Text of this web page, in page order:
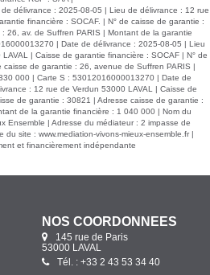
délivrance : 2025-08-05 | Lieu de délivrance : 12 rue
financière : SOCAF. | N° de caisse de garantie :
26, av. de Suffren PARIS | Montant de la garantie
| Date de délivrance : 2025-08-05 | Lieu
| Caisse de garantie financière : SOCAF | N° de
de garantie : 26, avenue de Suffren PARIS |
000 | Carte S : 53012016000013270 | Date de
: 12 rue de Verdun 53000 LAVAL | Caisse de
de garantie : 30821 | Adresse caisse de garantie :
de la garantie financière : 1 040 000 | Nom du
Ensemble | Adresse du médiateur : 2 impasse de
du site : www.mediation-vivons-mieux-ensemble.fr|
et financièrement indépendante
NOS COORDONNÉES
145 rue de Paris
53000 LAVAL
Tél. : +33 2 43 53 34 40